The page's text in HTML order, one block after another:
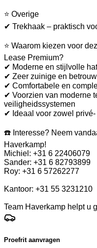
⭐ Overige
✔ Trekhaak – praktisch
⭐ Waarom kiezen voor
Lease Premium?
✔ Moderne en stijlvolle
✔ Zeer zuinige en
✔ Comfortabele en
✔ Voorzien van moderne
veiligheidssystemen
✔ Ideaal voor zowel
☎️ Interesse? Neem
Haverkamp!
Michiel: +31 6 22406079
Sander: +31 6 82793899
Roy: +31 6 57262277
Kantoor: +31 55 3231210
Team Haverkamp helpt u
Proefrit aanvragen